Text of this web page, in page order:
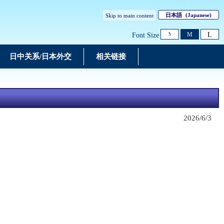
Skip to main content 日本語 (Japanese)
Font Size S M L
日中关系/日本外交 相关链接
2026/6/3